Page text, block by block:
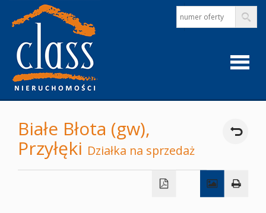
Strona
O
Białe Błota (gw),
Przyłęki Działka na sprzedaż